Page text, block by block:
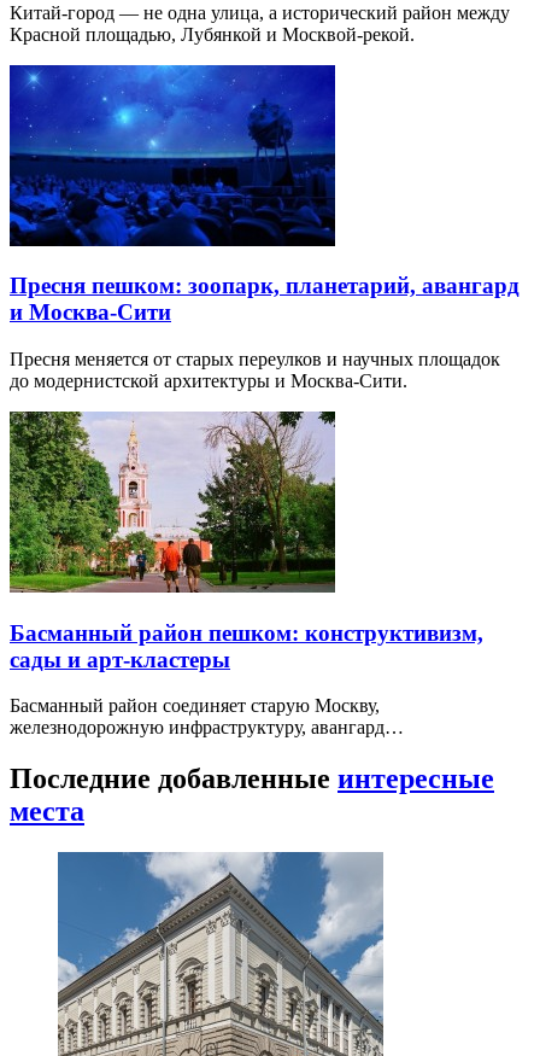
Китай-город — не одна улица, а исторический район между
Красной площадью, Лубянкой и Москвой-рекой.
Пресня пешком: зоопарк, планетарий, авангард
и Москва-Сити
Пресня меняется от старых переулков и научных площадок
до модернистской архитектуры и Москва-Сити.
Басманный район пешком: конструктивизм,
сады и арт-кластеры
Басманный район соединяет старую Москву,
железнодорожную инфраструктуру, авангард…
Последние добавленные интересные
места